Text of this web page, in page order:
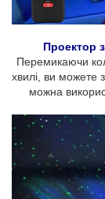
Проектор
Перемикаючи
хвилі, ви можете
можна